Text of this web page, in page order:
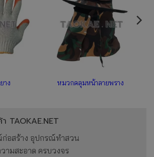
าง หมวกคลุมหน้าลายพราง
TAOKAE.NET
อสร้าง อุปกรณ์ทำสวน
ามสะอาด ครบวงจร